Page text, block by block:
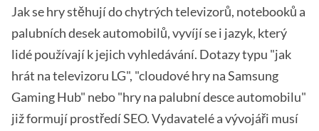
Jak se hry stěhují do chytrých televizorů, notebooků a
palubních desek automobilů, vyvíjí se i jazyk, který
lidé používají k jejich vyhledávání. Dotazy typu "jak
hrát na televizoru LG", "cloudové hry na Samsung
Gaming Hub" nebo "hry na palubní desce automobilu"
již formují prostředí SEO. Vydavatelé a vývojáři musí